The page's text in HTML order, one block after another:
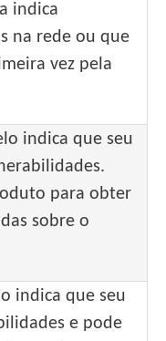
indica
na rede ou que
vez pela
indica que seu
para obter
sobre o
indica que seu
e pode